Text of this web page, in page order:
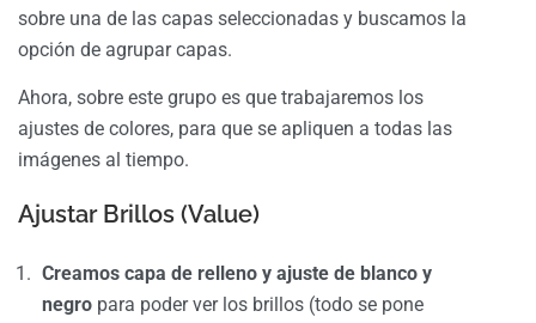
sobre una de las capas seleccionadas y buscamos la
opción de agrupar capas.
Ahora, sobre este grupo es que trabajaremos los
ajustes de colores, para que se apliquen a todas las
imágenes al tiempo.
Ajustar Brillos (Value)
Creamos capa de relleno y ajuste de blanco y
negro para poder ver los brillos (todo se pone